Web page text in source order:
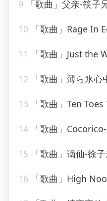
9 「歌曲」父亲-筷子
10 「歌曲」Rage In
11 「歌曲」Just the
12 「歌曲」薄ら氷
13 「歌曲」Ten
14 「歌曲」Cocorico-
15 「歌曲」谪仙-徐
16 「歌曲」High